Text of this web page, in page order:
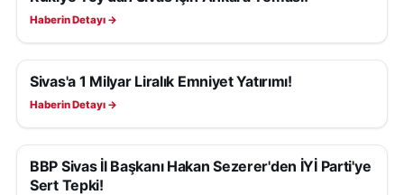
Haberin Detayı →
SIYASET
Sivas'a 1 Milyar Liralık Emniyet Yatırımı!
Haberin Detayı →
SIYASET
BBP Sivas İl Başkanı Hakan Sezerer'den İYİ Parti'ye
Sert Tepki!